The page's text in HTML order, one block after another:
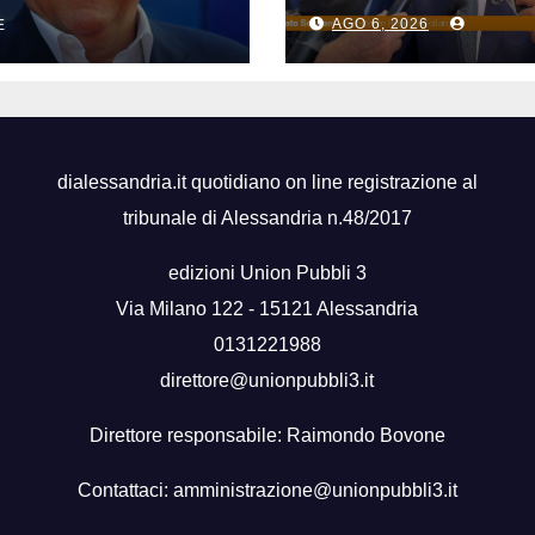
di Sicilia,
“Mantenuto
impegni presi”
AGO 6, 2026
dialessandria.it quotidiano on line registrazione al
tribunale di Alessandria n.48/2017
edizioni Union Pubbli 3
Via Milano 122 - 15121 Alessandria
0131221988
direttore@unionpubbli3.it
Direttore responsabile: Raimondo Bovone
Contattaci: amministrazione@unionpubbli3.it